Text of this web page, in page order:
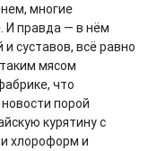
многие
И правда — в нём
суставов, всё равно
мясом
что
порой
курятину с
хлороформ и